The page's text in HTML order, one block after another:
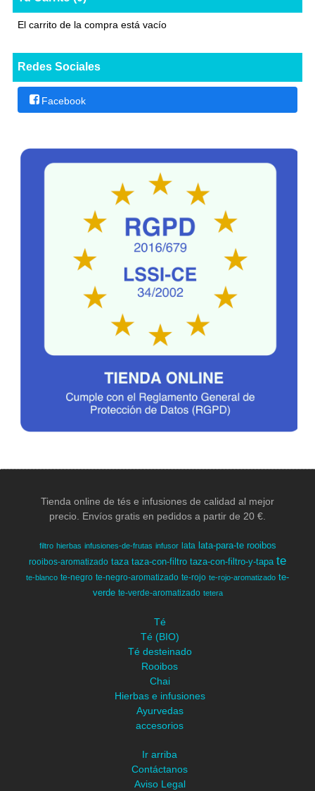
El carrito de la compra está vacío
Redes Sociales
Facebook
Tienda online de tés e infusiones de calidad al mejor
precio. Envíos gratis en pedidos a partir de 20 €.
filtro hierbas infusiones-de-frutas infusor lata lata-para-te rooibos
rooibos-aromatizado taza taza-con-filtro taza-con-filtro-y-tapa te
te-blanco te-negro te-negro-aromatizado te-rojo te-rojo-aromatizado te-
verde te-verde-aromatizado tetera
Té
Té (BIO)
Té desteinado
Rooibos
Chai
Hierbas e infusiones
Ayurvedas
accesorios
Ir arriba
Contáctanos
Aviso Legal